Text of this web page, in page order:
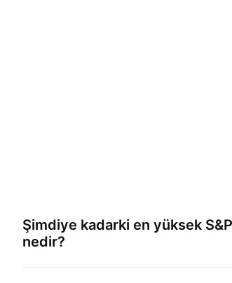
Şimdiye kadarki en yüksek
nedir?